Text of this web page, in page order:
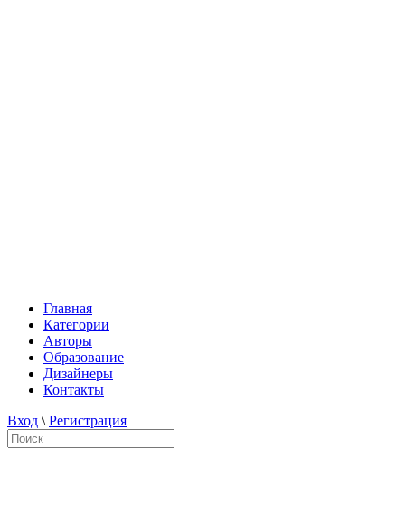
Главная
Категории
Авторы
Образование
Дизайнеры
Контакты
Вход \ Регистрация